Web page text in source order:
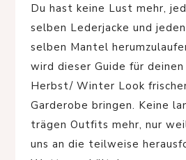
Du hast keine Lust mehr,
selben Lederjacke und
selben Mantel
wird dieser Guide für deinen
Herbst/ Winter Look
Garderobe bringen. Keine
trägen Outfits mehr, nur
uns an die teilweise